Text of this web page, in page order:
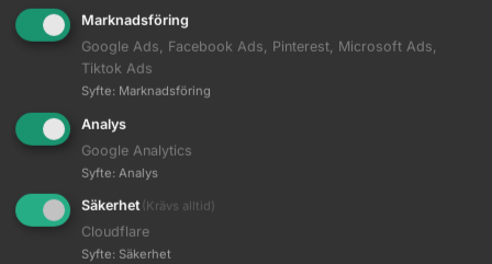
Beskrivning
Ytterligare information
M:C Creme Oxidant 6% 1000 ml
Logga in
M:C Creme Oxidant 12% 1000 ml
Marknadsföring
Google Ads, Facebook Ads, Pinterest, Microsoft Ads,
Tiktok Ads
Syfte: Marknadsföring
Analys
Google Analytics
Syfte: Analys
Säkerhet (Krävs alltid)
Cloudflare
Syfte: Säkerhet